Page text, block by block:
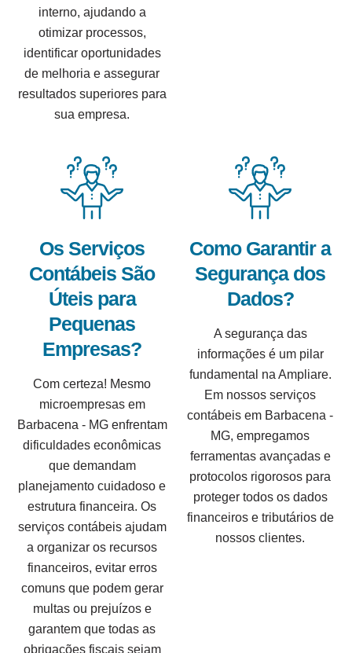
interno, ajudando a
otimizar processos,
identificar oportunidades
de melhoria e assegurar
resultados superiores para
sua empresa.
Os Serviços
Contábeis São
Úteis para
Pequenas
Empresas?
Com certeza! Mesmo
microempresas em
Barbacena - MG enfrentam
dificuldades econômicas
que demandam
planejamento cuidadoso e
estrutura financeira. Os
serviços contábeis ajudam
a organizar os recursos
financeiros, evitar erros
comuns que podem gerar
multas ou prejuízos e
garantem que todas as
obrigações fiscais sejam
Como Garantir a
Segurança dos
Dados?
A segurança das
informações é um pilar
fundamental na Ampliare.
Em nossos serviços
contábeis em Barbacena -
MG, empregamos
ferramentas avançadas e
protocolos rigorosos para
proteger todos os dados
financeiros e tributários de
nossos clientes.